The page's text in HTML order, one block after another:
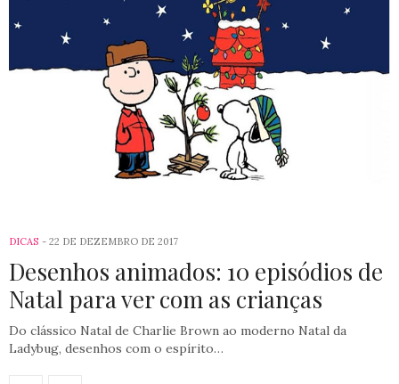
DICAS 22 DE DEZEMBRO DE 2017
Desenhos animados: 10 episódios de
Natal para ver com as crianças
Do clássico Natal de Charlie Brown ao moderno Natal da
Ladybug, desenhos com o espírito…